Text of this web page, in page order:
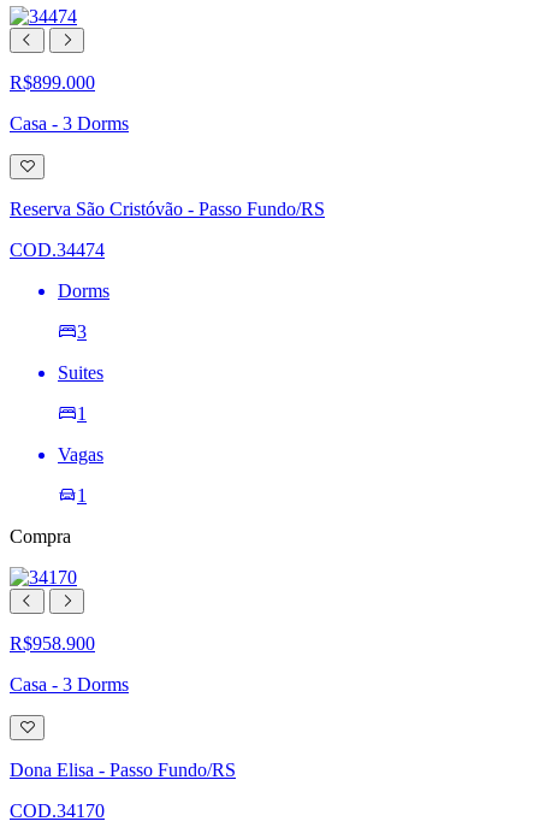
R$899.000
Casa - 3 Dorms
Adicionar
à
de
Reserva São Cristóvão - Passo Fundo/RS
COD.34474
Dorms
3
Suites
1
Vagas
1
Compra
R$958.900
Casa - 3 Dorms
Adicionar
à
lista
de
Dona Elisa - Passo Fundo/RS
COD.34170